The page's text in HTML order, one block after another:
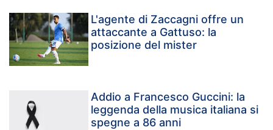
L'agente di Zaccagni offre un
attaccante a Gattuso: la
posizione del mister
Addio a Francesco Guccini: la
leggenda della musica italiana si
spegne a 86 anni